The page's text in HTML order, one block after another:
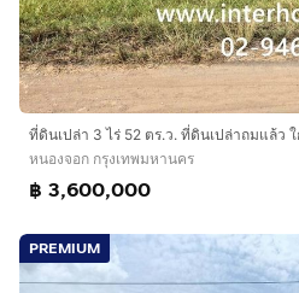
หนองจอก กรุงเทพมหานคร
฿ 3,600,000
PREMIUM